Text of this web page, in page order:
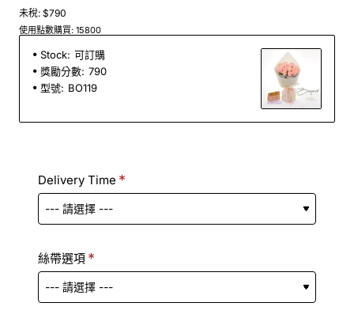
未稅: $790
使用點數購買: 15800
Stock: 可訂購
獎勵分數: 790
型號: BO119
Delivery Time
絲帶選項